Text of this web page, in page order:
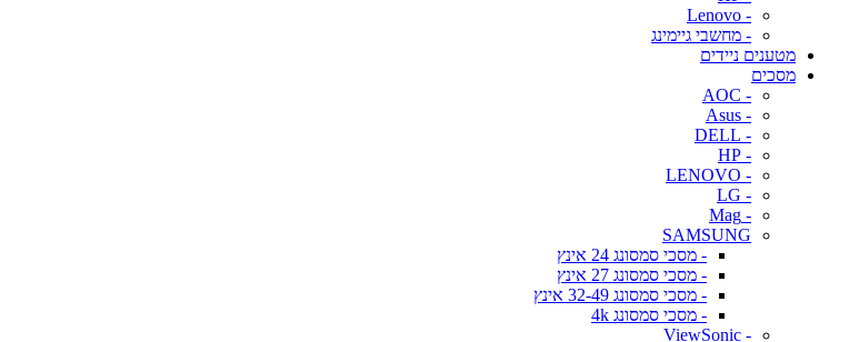
- Lenovo
- מחשבי גיימינג
מטענים ניידים
מסכים
- AOC
- Asus
- DELL
- HP
- LENOVO
- LG
- Mag
SAMSUNG
- מסכי סמסונג 24 אינץ
- מסכי סמסונג 27 אינץ
- מסכי סמסונג 32-49 אינץ
- מסכי סמסונג 4k
- ViewSonic